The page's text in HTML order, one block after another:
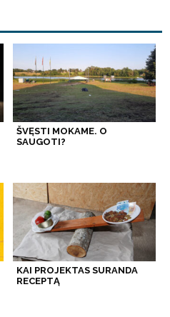
ŠVĘSTI MOKAME. O
SAUGOTI?
KAI PROJEKTAS SURANDA
RECEPTĄ